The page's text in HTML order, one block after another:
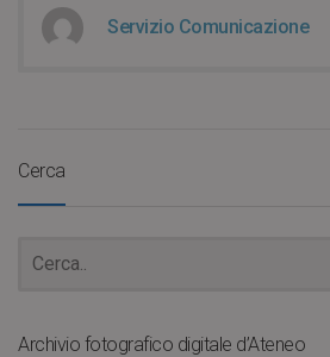
Servizio Comunicazione
Cerca
Archivio fotografico digitale d’Ateneo